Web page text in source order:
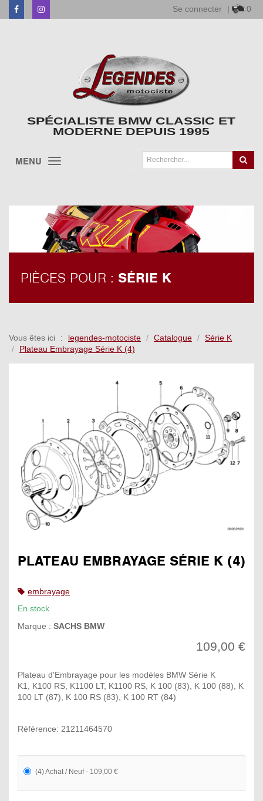
FacebookInstagram Se connecter | 0
SPÉCIALISTE BMW CLASSIC ET
MODERNE DEPUIS 1995
MENU
PIÈCES POUR : SÉRIE K
Vous êtes ici legendes-motociste Catalogue
Série K
Plateau Embrayage Série K (4)
PLATEAU EMBRAYAGE SÉRIE K (4)
embrayage
En stock
Marque : SACHS BMW
109,00 €
Plateau d'Embrayage pour les modèles BMW Série K
K1, K100 RS, K1100 LT, K1100 RS, K 100 (83), K 100 (88), K
100 LT (87), K 100 RS (83), K 100 RT (84)
Référence: 21211464570
(4) Achat / Neuf - 109,00 €